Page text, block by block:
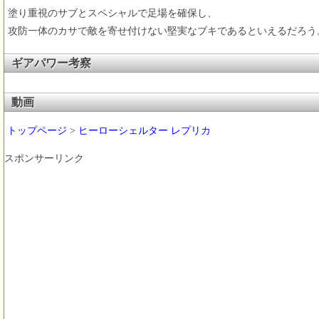
塗り重視のサブとスペシャルで足場を確保し、
攻防一体のカサで敵を寄せ付けない堅実なブキであるといえるだろう
ギアパワー考察
動画
トップページ > ヒーローシェルター レプリカ
スポンサーリンク